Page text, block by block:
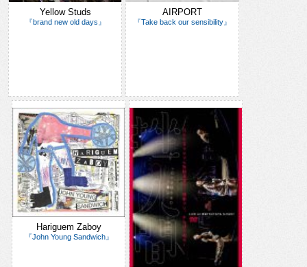
Yellow Studs
『brand new old days』
AIRPORT
『Take back our sensibility』
Hariguem Zaboy
『John Young Sandwich』